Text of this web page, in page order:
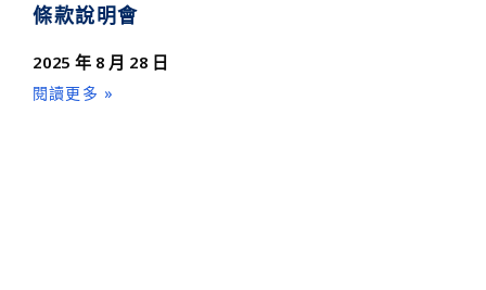
條款說明會
2025 年 8 月 28 日
閱讀更多 »